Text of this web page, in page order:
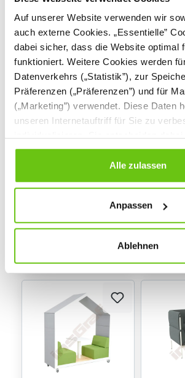
Auf unserer Website verwenden wir
auch externe Cookies. „Essentielle”
dabei sicher, dass die Website optimal
funktioniert. Weitere Cookies werden
Datenverkehrs („Statistik”), zur
Präferenzen („Präferenzen”) und für
(„Marketing”) verwendet. Diese Daten
unseren Internetauftriff für Sie zu
Cookies Sie erlauben. Verweigern Sie
wählen Sie „Alle ablehnen” – in diesem
Daten verarbeitet, die für den Besuch
jederzeit ändern, indem Sie auf die
links klicken. Weitere Informationen
Alle zulassen
Anpassen
Ablehnen
Treehouse mit
834263-E